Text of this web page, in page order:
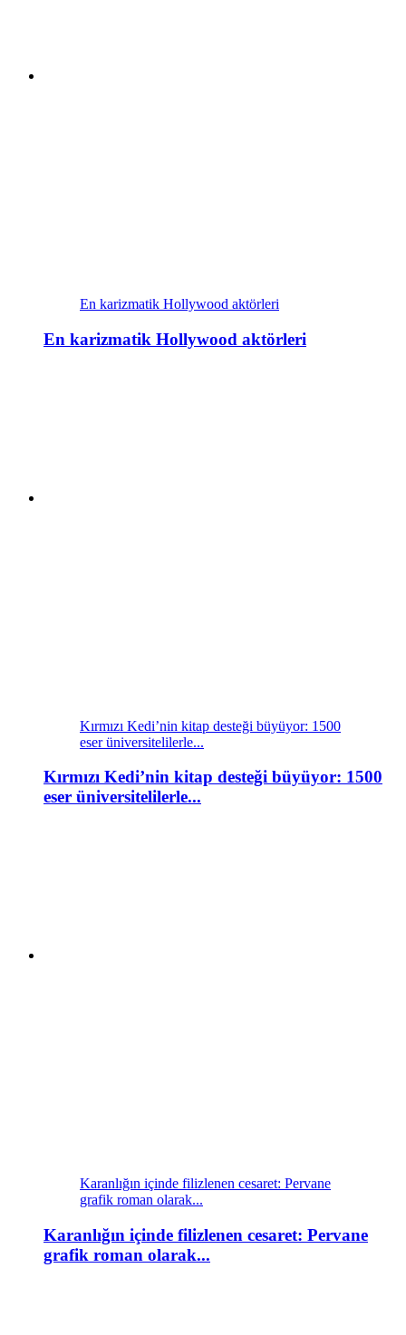
En karizmatik Hollywood aktörleri
En karizmatik Hollywood aktörleri
Kırmızı Kedi’nin kitap desteği büyüyor: 1500
eser üniversitelilerle...
Kırmızı Kedi’nin kitap desteği büyüyor: 1500
eser üniversitelilerle...
Karanlığın içinde filizlenen cesaret: Pervane
grafik roman olarak...
Karanlığın içinde filizlenen cesaret: Pervane
grafik roman olarak...